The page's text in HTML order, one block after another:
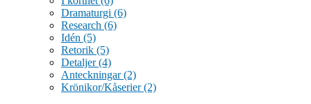
Dramaturgi (6)
Research (6)
Idén (5)
Retorik (5)
Detaljer(4)
Anteckningar(2)
Krönikor/Kåserier(2)